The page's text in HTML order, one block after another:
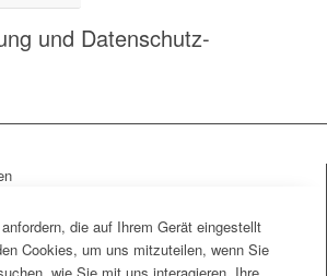
und Datenschutz-
die auf Ihrem Gerät eingestellt
Cookies, um uns mitzuteilen, wenn Sie